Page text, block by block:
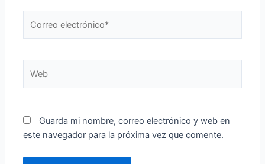
electrónico*
Guarda mi nombre, correo electrónico y web en
este navegador para la próxima vez que comente.